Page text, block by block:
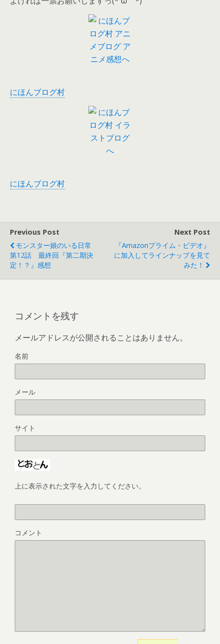
にほんブログ村
にほんブログ村
Previous Post
モンスター娘のいる日常
第12話 最終回『第二期決
定！？』感想
Next Post
『Amazonプライム・ビデオ』
に加入してラインナップを見て
みた！
コメントを残す
メールアドレスが公開されることはありません。
名前
メール
サイト
上に表示された文字を入力してください。
コメント